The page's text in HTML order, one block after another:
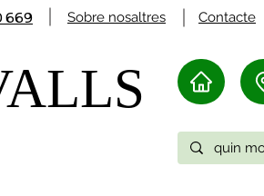
Sobre nosaltres
669 Contacte